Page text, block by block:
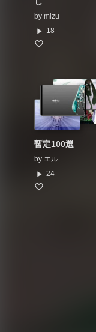
by mizu
play_arrow 18
暫定100選
by エル
play_arrow 24